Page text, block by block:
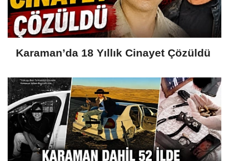
Karaman’da 18 Yıllık Cinayet Çözüldü